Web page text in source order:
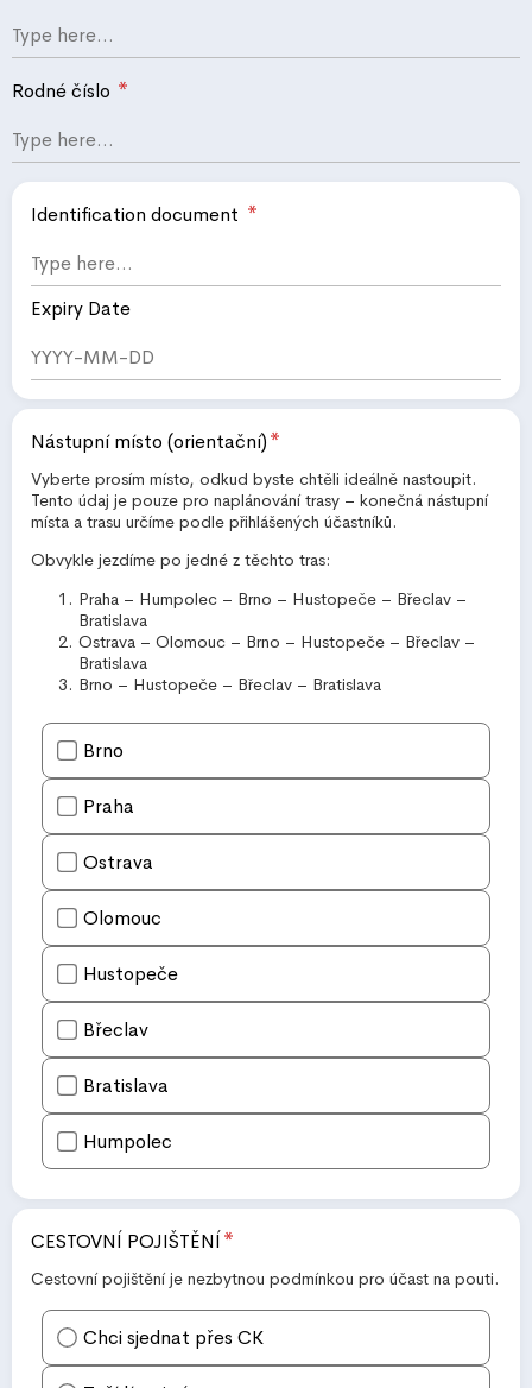
Rodné číslo *
Identification document *
Expiry Date
Nástupní místo (orientační)*
Vyberte prosím místo, odkud byste chtěli ideálně nastoupit.
Tento údaj je pouze pro naplánování trasy – konečná nástupní
místa a trasu určíme podle přihlášených účastníků.
Obvykle jezdíme po jedné z těchto tras:
Praha – Humpolec – Brno – Hustopeče – Břeclav –
Bratislava
Ostrava – Olomouc – Brno – Hustopeče – Břeclav –
Bratislava
Brno – Hustopeče – Břeclav – Bratislava
Brno
Praha
Ostrava
Olomouc
Hustopeče
Břeclav
Bratislava
Humpolec
CESTOVNÍ POJIŠTĚNÍ *
Cestovní pojištění je nezbytnou podmínkou pro účast na pouti.
Chci sjednat přes CK